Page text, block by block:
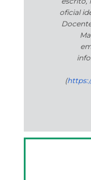
oficial
(